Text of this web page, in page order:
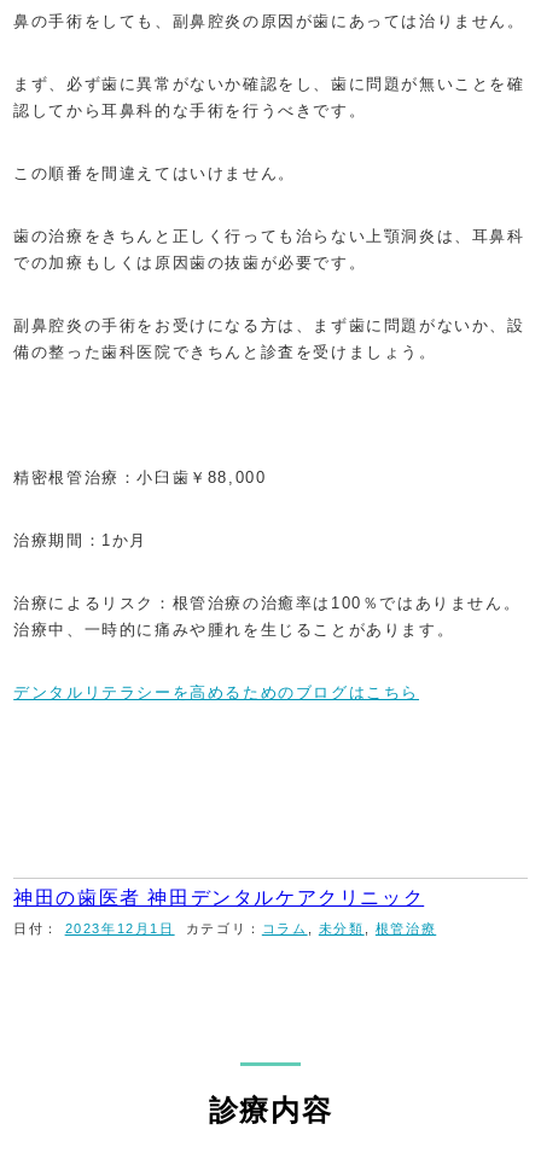
鼻の手術をしても、副鼻腔炎の原因が歯にあっては治りません。
まず、必ず歯に異常がないか確認をし、歯に問題が無いことを確
認してから耳鼻科的な手術を行うべきです。
この順番を間違えてはいけません。
歯の治療をきちんと正しく行っても治らない上顎洞炎は、耳鼻科
での加療もしくは原因歯の抜歯が必要です。
副鼻腔炎の手術をお受けになる方は、まず歯に問題がないか、設
備の整った歯科医院できちんと診査を受けましょう。
精密根管治療：小臼歯￥88,000
治療期間：1か月
治療によるリスク：根管治療の治癒率は100％ではありません。
治療中、一時的に痛みや腫れを生じることがあります。
デンタルリテラシーを高めるためのブログはこちら
神田の歯医者 神田デンタルケアクリニック
日付： 2023年12月1日 カテゴリ： コラム 未分類 根管治療
診療内容